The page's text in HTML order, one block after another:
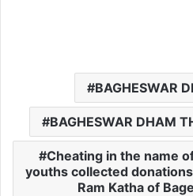
BAGHESWAR
BAGHESWAR DHAM
Cheating in the name
youths collected
Ram Katha of